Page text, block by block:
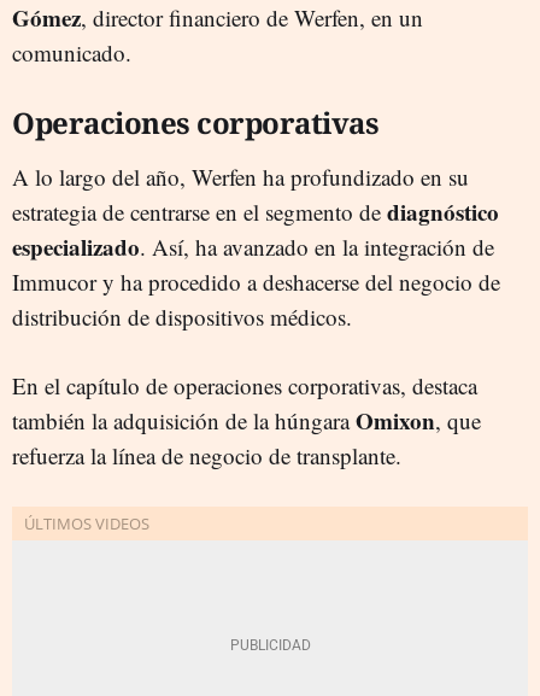
Gómez, director financiero de Werfen, en un
comunicado.
Operaciones corporativas
A lo largo del año, Werfen ha profundizado en su
estrategia de centrarse en el segmento de diagnóstico
especializado. Así, ha avanzado en la integración de
Immucor y ha procedido a deshacerse del negocio de
distribución de dispositivos médicos.
En el capítulo de operaciones corporativas, destaca
también la adquisición de la húngaraOmixon, que
refuerza la línea de negocio de transplante.